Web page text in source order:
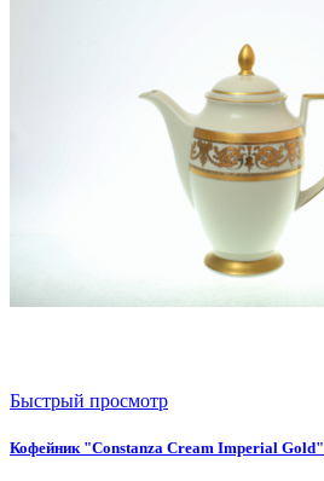
Быстрый просмотр
Кофейник "Constanza Cream Imperial Gold"